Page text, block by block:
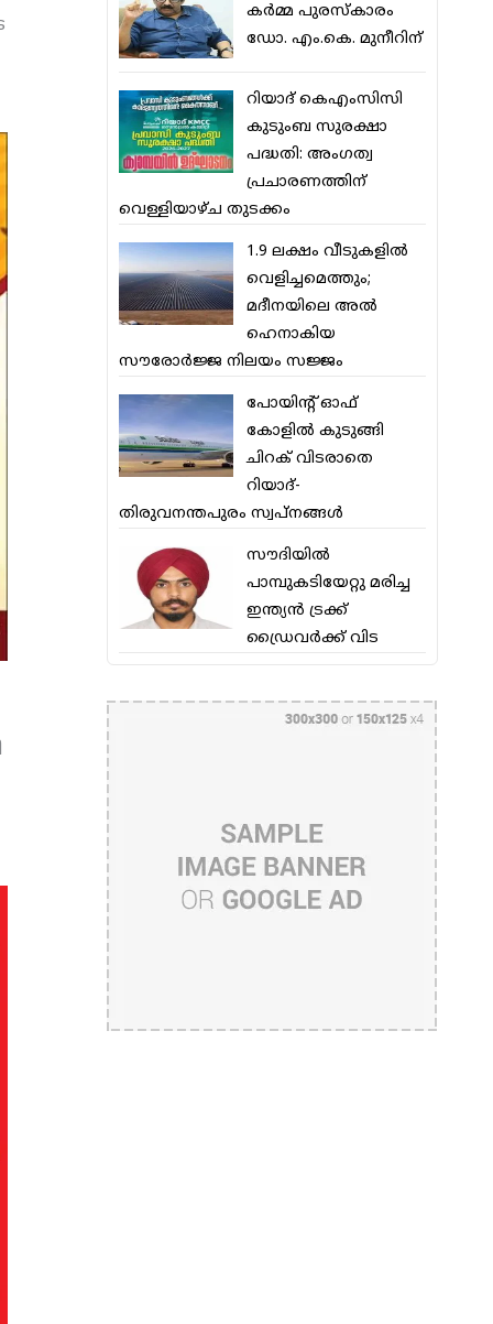
കര്‍മ്മ പുരസ്‌കാരം
ഡോ. എം.കെ. മുനീറിന്
റിയാദ് കെഎംസിസി
കുടുംബ സുരക്ഷാ
പദ്ധതി: അംഗത്വ
പ്രചാരണത്തിന്
വെള്ളിയാഴ്ച തുടക്കം
1.9 ലക്ഷം വീടുകളില്‍
വെളിച്ചമെത്തും;
മദീനയിലെ അല്‍
ഹെനാകിയ
സൗരോര്‍ജ്ജ നിലയം സജ്ജം
പോയിന്റ് ഓഫ്
കോളില്‍ കുടുങ്ങി
ചിറക് വിടരാതെ
റിയാദ്-
തിരുവനന്തപുരം സ്വപ്നങ്ങള്‍
സൗദിയിൽ
പാമ്പുകടിയേറ്റു മരിച്ച
ഇന്ത്യൻ ട്രക്ക്
ഡ്രൈവർക്ക് വിട